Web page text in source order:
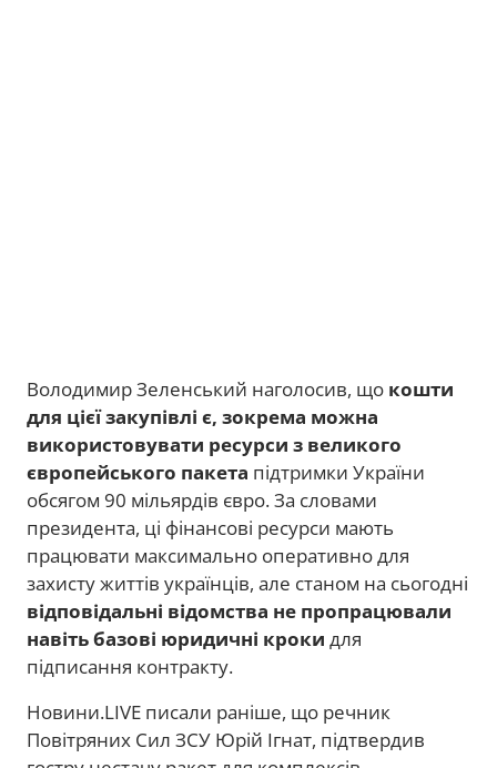
Володимир Зеленський наголосив, що кошти
для цієї закупівлі є, зокрема можна
використовувати ресурси з великого
європейського пакета підтримки України
обсягом 90 мільярдів євро. За словами
президента, ці фінансові ресурси мають
працювати максимально оперативно для
захисту життів українців, але станом на сьогодні
відповідальні відомства не пропрацювали
навіть базові юридичні кроки для
підписання контракту.
Новини.LIVE писали раніше, що речник
Повітряних Сил ЗСУ Юрій Ігнат, підтвердив